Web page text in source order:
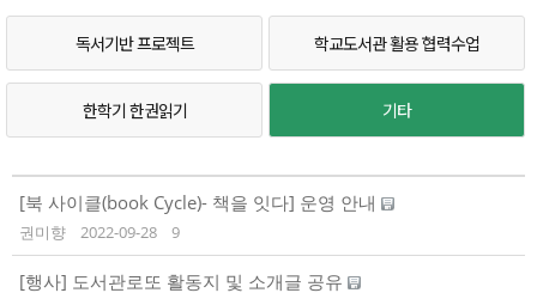
독서기반 프로젝트 학교도서관 활용 협력수업
한학기 한권읽기 기타
[북 사이클(book Cycle)- 책을 잇다] 운영 안내
권미향 2022-09-28 9
[행사] 도서관로또 활동지 및 소개글 공유